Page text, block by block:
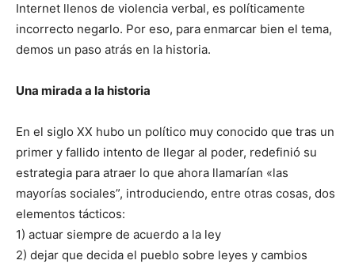
Internet llenos de violencia verbal, es políticamente
incorrecto negarlo. Por eso, para enmarcar bien el tema,
demos un paso atrás en la historia.
Una mirada a la historia
En el siglo XX hubo un político muy conocido que tras un
primer y fallido intento de llegar al poder, redefinió su
estrategia para atraer lo que ahora llamarían «las
mayorías sociales”, introduciendo, entre otras cosas, dos
elementos tácticos:
1) actuar siempre de acuerdo a la ley
2) dejar que decida el pueblo sobre leyes y cambios